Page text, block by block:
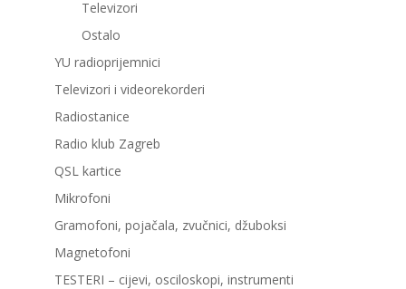
Televizori
Ostalo
YU radioprijemnici
Televizori i videorekorderi
Radiostanice
Radio klub Zagreb
QSL kartice
Mikrofoni
Gramofoni, pojačala, zvučnici, džuboksi
Magnetofoni
TESTERI – cijevi, osciloskopi, instrumenti